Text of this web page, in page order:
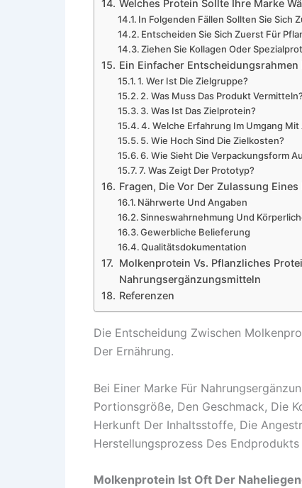
Welches Protein Sollte Ihre Marke
In Folgenden Fällen Sollten Sie Sich
Entscheiden Sie Sich Zuerst Für
Ziehen Sie Kollagen Oder
Ein Einfacher
1. Wer Ist Die Zielgruppe?
2. Was Muss Das Produkt Vermitteln?
3. Was Ist Das Zielprotein?
4. Welche Erfahrung Im Umgang
5. Wie Hoch Sind Die Zielkosten?
6. Wie Sieht Die Verpackungsform
7. Was Zeigt Der Prototyp?
Fragen, Die Vor Der Zulassung
Nährwerte Und Angaben
Sinneswahrnehmung Und
Gewerbliche Belieferung
Qualitätsdokumentation
Molkenprotein Vs. Pflanzliches
Nahrungsergänzungsmitteln
Referenzen
Die Entscheidung Zwischen
Der Ernährung.
Bei Einer Marke Für
Portionsgröße, Den Geschmack, Die
Herkunft Der Inhaltsstoffe, Die
Herstellungsprozess Des Endprodukts
Molkenprotein Ist Oft Der